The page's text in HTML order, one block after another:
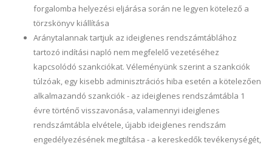
forgalomba helyezési eljárása során ne legyen kötelező a
törzskönyv kiállítása
Aránytalannak tartjuk az ideiglenes rendszámtáblához
tartozó indítási napló nem megfelelő vezetéséhez
kapcsolódó szankciókat. Véleményünk szerint a szankciók
túlzóak, egy kisebb adminisztrációs hiba esetén a kötelezően
alkalmazandó szankciók - az ideiglenes rendszámtábla 1
évre történő visszavonása, valamennyi ideiglenes
rendszámtábla elvétele, újabb ideiglenes rendszám
engedélyezésének megtiltása - a kereskedők tevékenységét,